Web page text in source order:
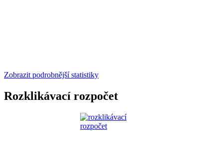
Zobrazit podrobnější statistiky
Rozklikávací rozpočet